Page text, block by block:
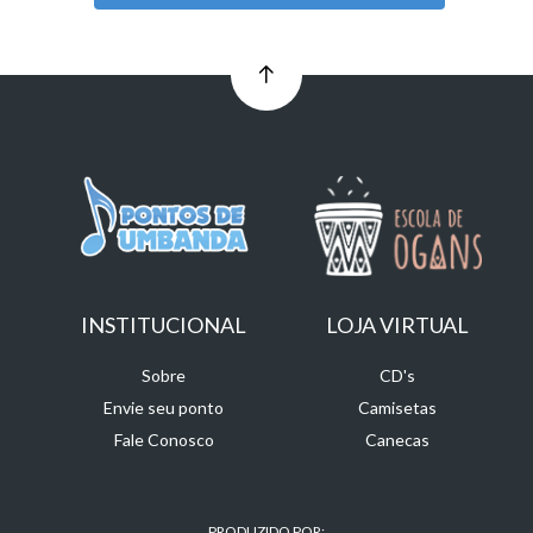
INSTITUCIONAL
Sobre
Envie seu ponto
Fale Conosco
LOJA VIRTUAL
CD's
Camisetas
Canecas